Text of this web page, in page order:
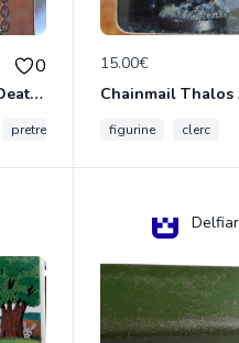
0
Chainmail Human Death Cleric
pretre
15.00€
figurine clerc
Delfiar